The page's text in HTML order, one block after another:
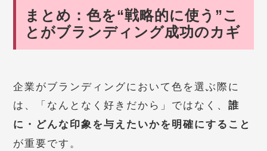
まとめ：色を“戦略的に使う”こ
とがブランディング成功のカギ
企業がブランディングにおいて色を選ぶ際に
は、「なんとなく好きだから」ではなく、誰
に・どんな印象を与えたいかを明確にすること
が重要です。